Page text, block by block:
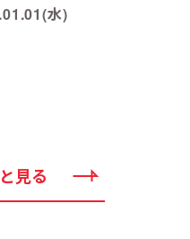
水)
見る